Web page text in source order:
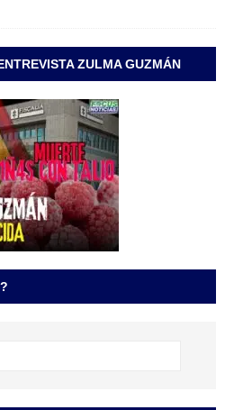
ZULMA GUZMÁN